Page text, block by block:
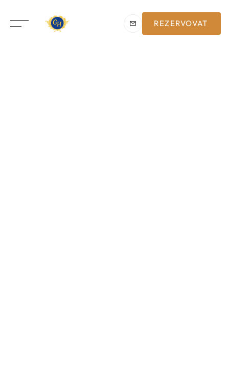
REZERVOVAT